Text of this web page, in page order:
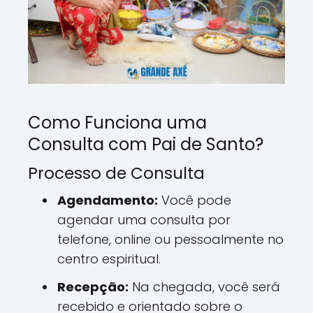
Como Funciona uma
Consulta com Pai de Santo?
Processo de Consulta
Agendamento: Você pode
agendar uma consulta por
telefone, online ou pessoalmente no
centro espiritual.
Recepção: Na chegada, você será
recebido e orientado sobre o